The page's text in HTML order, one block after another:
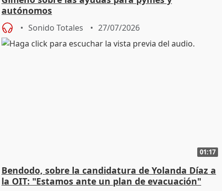
autónomos
Sonido Totales 27/07/2026
01:17
Bendodo, sobre la candidatura de Yolanda Díaz a
la OIT: "Estamos ante un plan de evacuación"